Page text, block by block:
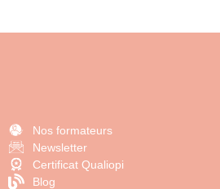
Nos formateurs
Newsletter
Certificat Qualiopi
Blog